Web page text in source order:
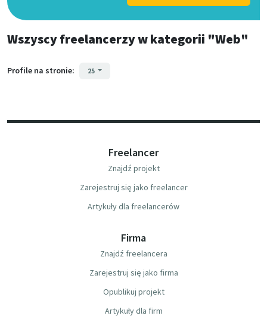
Wszyscy freelancerzyw kategorii "Web"
Profile na stronie: 25
Freelancer
Znajdź projekt
Zarejestruj się jako freelancer
Artykuły dla freelancerów
Firma
Znajdź freelancera
Zarejestruj się jako firma
Opublikuj projekt
Artykuły dla firm